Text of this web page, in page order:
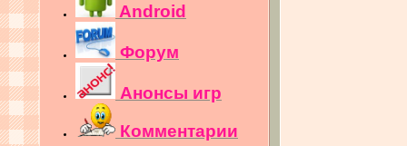
Android
Форум
Анонсы игр
Комментарии